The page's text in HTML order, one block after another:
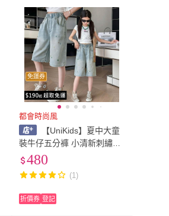
式
免運券
都會時尚風
【UniKids】夏中大童
裝牛仔五分褲 小清新刺繡休
閒褲 女大童裝 CV521(小花
480
(1)
折價券 登記